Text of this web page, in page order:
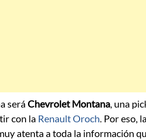
será Chevrolet Montana, una
con la Renault Oroch. Por eso,
atenta a toda la información